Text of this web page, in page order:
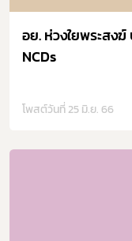
อย. ห่วงใยพระสง
NCDs
โพสต์วันที่ 25 มิ.ย. 66